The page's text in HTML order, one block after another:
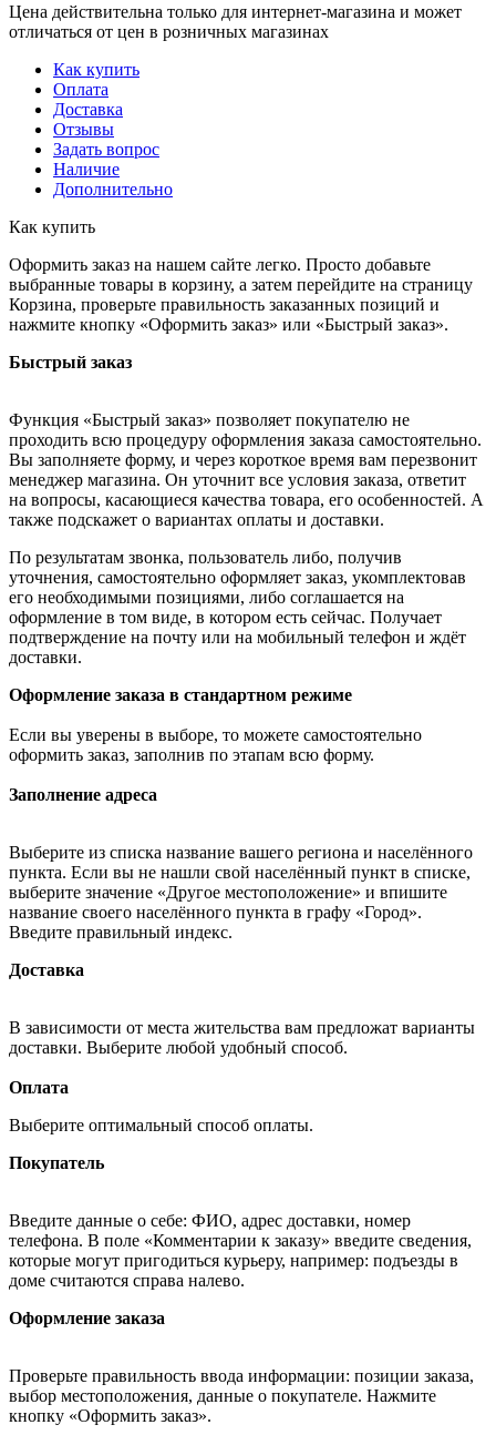
Цена действительна только для интернет-магазина и может
отличаться от цен в розничных магазинах
Как купить
Оплата
Доставка
Отзывы
Задать вопрос
Наличие
Дополнительно
Как купить
Оформить заказ на нашем сайте легко. Просто добавьте
выбранные товары в корзину, а затем перейдите на страницу
Корзина, проверьте правильность заказанных позиций и
нажмите кнопку «Оформить заказ» или «Быстрый заказ».
Быстрый заказ
Функция «Быстрый заказ» позволяет покупателю не
проходить всю процедуру оформления заказа самостоятельно.
Вы заполняете форму, и через короткое время вам перезвонит
менеджер магазина. Он уточнит все условия заказа, ответит
на вопросы, касающиеся качества товара, его особенностей. А
также подскажет о вариантах оплаты и доставки.
По результатам звонка, пользователь либо, получив
уточнения, самостоятельно оформляет заказ, укомплектовав
его необходимыми позициями, либо соглашается на
оформление в том виде, в котором есть сейчас. Получает
подтверждение на почту или на мобильный телефон и ждёт
доставки.
Оформление заказа в стандартном режиме
Если вы уверены в выборе, то можете самостоятельно
оформить заказ, заполнив по этапам всю форму.
Заполнение адреса
Выберите из списка название вашего региона и населённого
пункта. Если вы не нашли свой населённый пункт в списке,
выберите значение «Другое местоположение» и впишите
название своего населённого пункта в графу «Город».
Введите правильный индекс.
Доставка
В зависимости от места жительства вам предложат варианты
доставки. Выберите любой удобный способ.
Оплата
Выберите оптимальный способ оплаты.
Покупатель
Введите данные о себе: ФИО, адрес доставки, номер
телефона. В поле «Комментарии к заказу» введите сведения,
которые могут пригодиться курьеру, например: подъезды в
доме считаются справа налево.
Оформление заказа
Проверьте правильность ввода информации: позиции заказа,
выбор местоположения, данные о покупателе. Нажмите
кнопку «Оформить заказ».